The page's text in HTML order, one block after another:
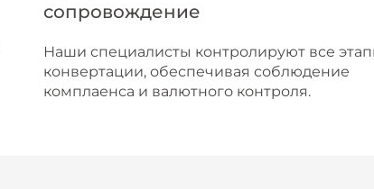
сопровождение
Наши специалисты контролируют все
конвертации, обеспечивая соблюдение
комплаенса и валютного контроля.